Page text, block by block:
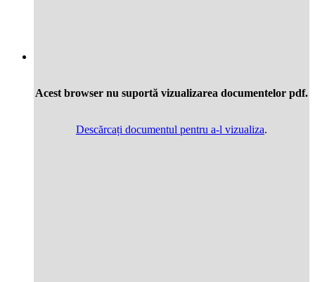
Acest browser nu suportă vizualizarea documentelor pdf.
Descărcați documentul pentru a-l vizualiza.